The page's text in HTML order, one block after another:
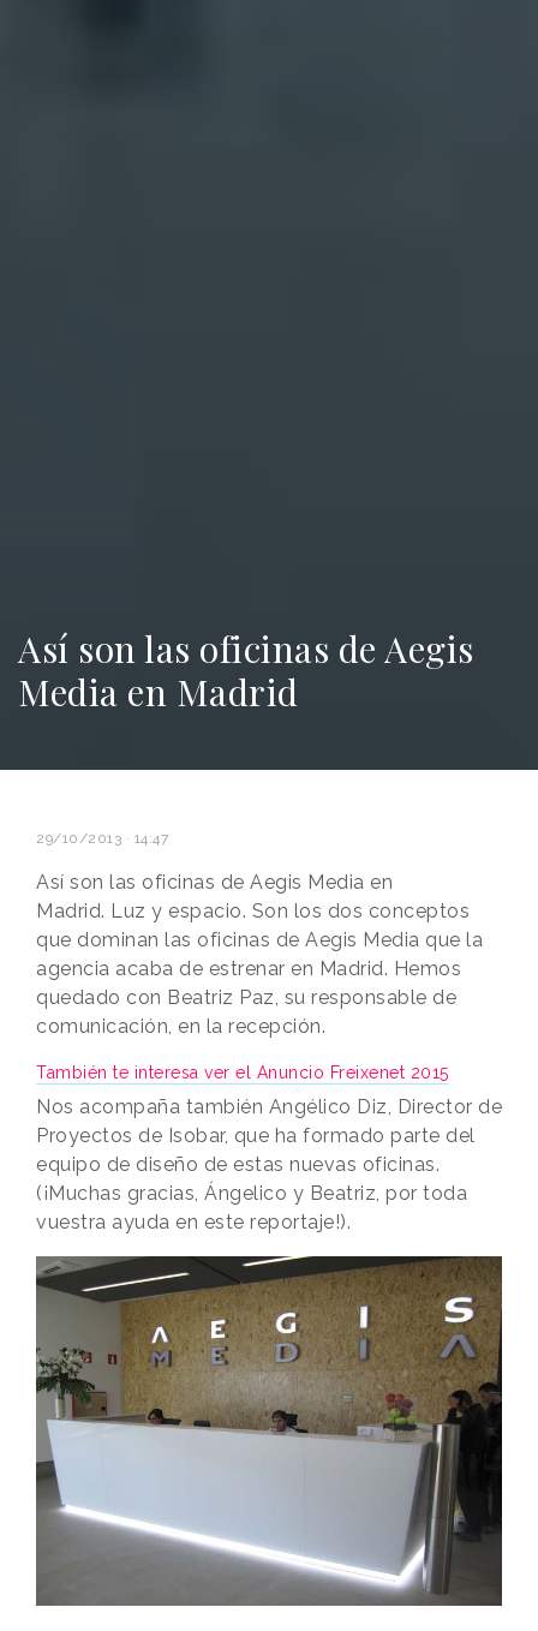
Así son las oficinas de Aegis
Media en Madrid
29/10/2013 · 14:47
Así son las oficinas de Aegis Media en
Madrid. Luz y espacio. Son los dos conceptos
que dominan las oficinas de Aegis Media que la
agencia acaba de estrenar en Madrid. Hemos
quedado con Beatriz Paz, su responsable de
comunicación, en la recepción.
También te interesa ver el Anuncio Freixenet 2015
Nos acompaña también Angélico Diz, Director de
Proyectos de Isobar, que ha formado parte del
equipo de diseño de estas nuevas oficinas.
(¡Muchas gracias, Ángelico y Beatriz, por toda
vuestra ayuda en este reportaje!).